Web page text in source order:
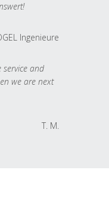
Ingenieure
service and
we are next
T. M.